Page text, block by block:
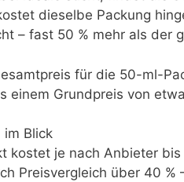
dieselbe Packung
– fast 50 % mehr als der
für die 50-ml-
einem Grundpreis von
im Blick
kostet je nach Anbieter
Preisvergleich über 40